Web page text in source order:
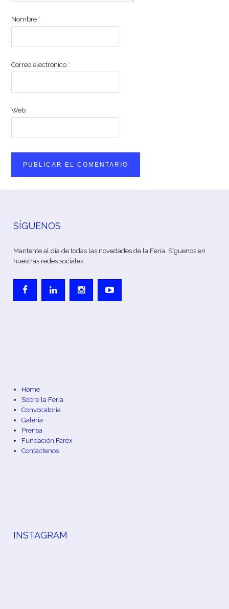
Nombre *
Correo electrónico *
Web
SÍGUENOS
Mantente al día de todas las novedades de la Feria. Síguenos en
nuestras redes sociales.
Home
Sobre la Feria
Convocatoria
Galería
Prensa
Fundación Farex
Contáctenos
INSTAGRAM